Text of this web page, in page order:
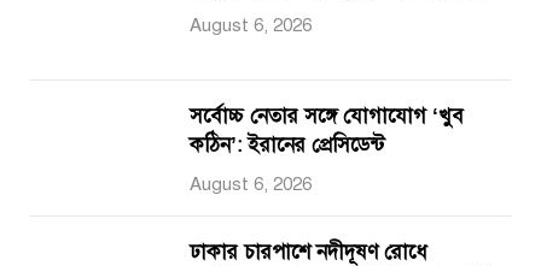
August 6, 2026
সর্বোচ্চ নেতার সঙ্গে যোগাযোগ ‘খুব
কঠিন’: ইরানের প্রেসিডেন্ট
August 6, 2026
ঢাকার চারপাশে নদীদূষণ রোধে